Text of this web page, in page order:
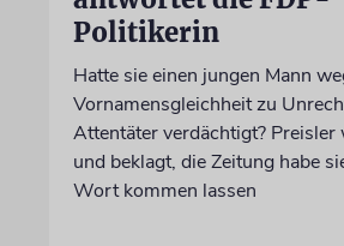
Politikerin
Hatte sie einen jungen Mann
Vornamensgleichheit zu
Attentäter verdächtigt?
und beklagt, die Zeitung habe
Wort kommen lassen